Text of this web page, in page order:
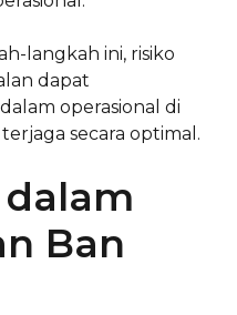
langkah ini, risiko
dapat
operasional di
secara optimal.
Ban